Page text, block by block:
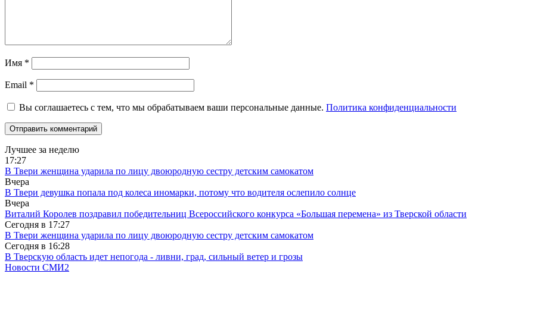
Имя *
Email *
Вы соглашаетесь с тем, что мы обрабатываем ваши персональные данные. Политика конфиденциальности
Лучшее за неделю
17:27
В Твери женщина ударила по лицу двоюродную сестру детским самокатом
Вчера
В Твери девушка попала под колеса иномарки, потому что водителя ослепило солнце
Вчера
Виталий Королев поздравил победительниц Всероссийского конкурса «Большая перемена» из Тверской области
Сегодня в 17:27
В Твери женщина ударила по лицу двоюродную сестру детским самокатом
Сегодня в 16:28
В Тверскую область идет непогода - ливни, град, сильный ветер и грозы
Новости СМИ2